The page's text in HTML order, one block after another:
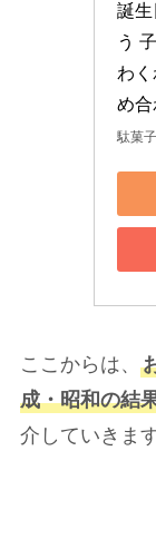
誕生
う
わ
め合
駄菓
ここからは、
成・昭和の結
介していきます